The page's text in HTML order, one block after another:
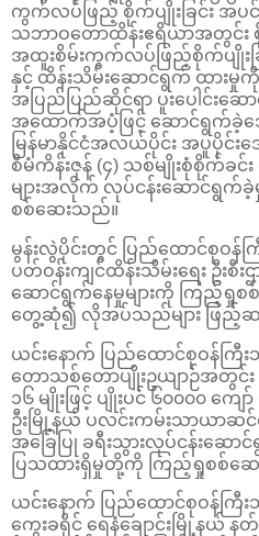
ကွက်လပ်ဖြည့် စိုက်ပျိုးခြင်း အပင်
သဘာဝတောထိန်းဧရိယာအတွင်း စို
အထူးစိမ်းကွက်လပ်ဖြည့်စိုက်ပျိုးခ
နှင့် ထိန်းသိမ်းဆောင်ရွက် ထားမှု
အပြည်ပြည်ဆိုင်ရာ ပူးပေါင်းဆေ
အထောက်အပံ့ဖြင့် ဆောင်ရွက်ခဲ့သ
မြန်မာနိုင်ငံအလယ်ပိုင်း အပူပိုင်းဒ
စီမံကိန်းဇုန် (၄) သစ်မျိုးစုံစိုက်ခင်
များအလိုက် လုပ်ငန်းဆောင်ရွက်ခဲ့
စစ်ဆေးသည်။
မွန်းလွဲပိုင်းတွင် ပြည်ထောင်စုဝန်
ပတ်ဝန်းကျင်ထိန်းသိမ်းရေး ဦးစီ
ဆောင်ရွက်နေမှုများကို ကြည့်ရှုစစ်ဆ
တွေ့ဆုံ၍ လိုအပ်သည်များ ဖြည့်
ယင်းနောက် ပြည်ထောင်စုဝန်ကြီ
တောသစ်တောပျိုးဥယျာဉ်အတွင်
၁၆ မျိုးဖြင့် ပျိုးပင် ၆၀၀၀၀ ကျ
ဦးမြို့နယ် ပလင်းကမ်းသာယာဆင်
အခြေပြု ခရီးသွားလုပ်ငန်းဆေ
ပြသထားရှိမှုတို့ကို ကြည့်ရှုစစ်ဆ
ယင်းနောက် ပြည်ထောင်စုဝန်ကြီ
ကွေးခရိုင် ရေနံချောင်းမြို့နယ်